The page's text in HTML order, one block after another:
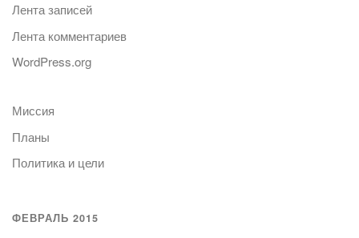
Лента записей
Лента комментариев
WordPress.org
Миссия
Планы
Политика и цели
ФЕВРАЛЬ 2015